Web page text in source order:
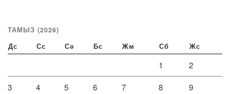
ТАМЫЗ (2026)
Дс Сс Сә Бс Жм Сб Жс
1 2
3 4 5 6 7 8 9